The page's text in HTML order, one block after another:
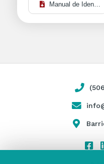
Manual de